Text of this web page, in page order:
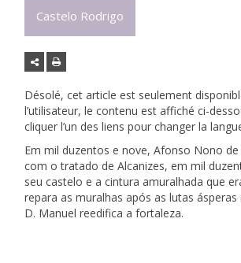
Castelo Rodrigo
Désolé, cet article est seulement
l’utilisateur, le contenu est affiché ci-
cliquer l’un des liens pour changer la
Em mil duzentos e nove, Afonso Nono
com o tratado de Alcanizes, em mil
seu castelo e a cintura amuralhada que
repara as muralhas após as lutas
D. Manuel reedifica a fortaleza.